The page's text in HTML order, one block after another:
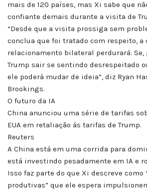
mais de 120 países, mas Xi sabe que
confiante demais durante a visita de
“Desde que a visita prossiga sem
conclua que foi tratado com respeito, a
relacionamento bilateral perdurará. Se,
Trump sair se sentindo desrespeitado
ele poderá mudar de ideia”, diz Ryan
Brookings.
O futuro da IA
China anunciou uma série de tarifas
EUA em retaliação ás tarifas de Trump.
Reuters
A China está em uma corrida para
está investindo pesadamente em IA e
Isso faz parte do que Xi descreve como
produtivas” que ele espera